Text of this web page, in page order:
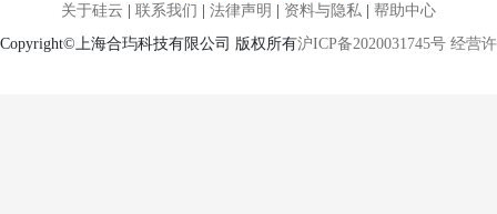
关于硅云 | 联系我们 | 法律声明 | 资料与隐私 | 帮助中心
Copyright©上海合玙科技有限公司 版权所有沪ICP备2020031745号 经营